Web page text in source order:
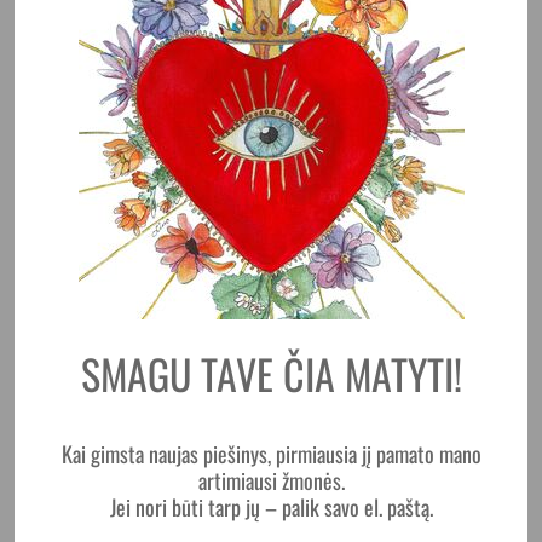
Pilnas produkto
aprašymas:
kuriame susitinka keramika ir iliustracija.
glazūruojamas, kol tampa unikaliu, gyvu objektu.
Puodelį puošia mano piešta figos iliustracija.
SMAGU TAVE ČIA MATYTI!
Kai gimsta naujas piešinys, pirmiausia jį pamato mano
artimiausi žmonės.
Jei nori būti tarp jų – palik savo el. paštą.